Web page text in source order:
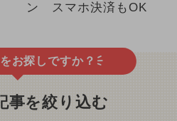
ン スマホ決済もOK
お探しですか？
事を絞り込む